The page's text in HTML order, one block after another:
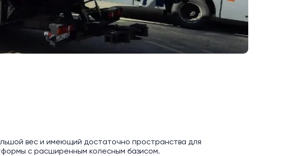
вес и имеющий достаточно пространства для
с расширенным колесным базисом.